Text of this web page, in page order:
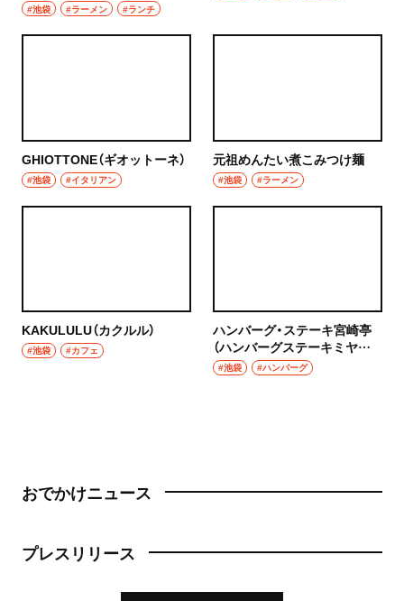
#池袋 #ラーメン #ランチ
GHIOTTONE（ギオットーネ）
#池袋 #イタリアン
元祖めんたい煮こみつけ麺
#池袋 #ラーメン
KAKULULU（カクルル）
#池袋 #カフェ
ハンバーグ・ステーキ宮崎亭
（ハンバーグステーキミヤザ
キテイ）
#池袋 #ハンバーグ
おでかけニュース
プレスリリース